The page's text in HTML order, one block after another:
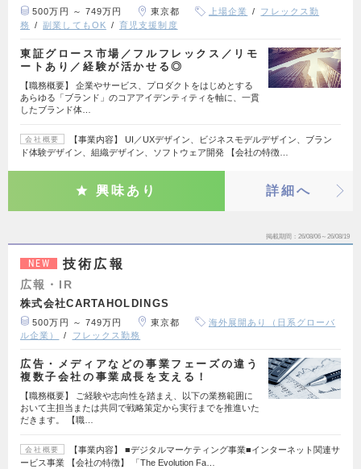
500万円 ～ 749万円 東京都 上場企業
フレックス勤
務
副業してもOK 育児支援制度
東証グロース市場／フルフレックス／リモ
ートあり／経験が活かせる◎
【職務概要】 企業やサービス、プロダクトをはじめとする
あらゆる「ブランド」のコアアイデンティティを軸に、一貫
したブランド体…
会社概要
【事業内容】 UI／UXデザイン、ビジネスモデルデザイン、ブラン
ド体験デザイン、組織デザイン、ソフトウェア開発 【会社の特徴…
興味あり 詳細へ
掲載期間 26/08/06～26/08/19
NEW 技術広報
広報・IR
株式会社CARTAHOLDINGS
500万円 ～ 749万円 東京都
海外展開あり（日系グローバ
ル企業）
フレックス勤務
広告・メディアなどの事業フェーズの違う
複数子会社の事業成長を支える！
【職務概要】 ご経験や志向性を踏まえ、以下の業務範囲に
おいて主担当または共同で戦略策定から実行までを推進いた
だきます。 【職…
会社概要
【事業内容】 ■デジタルマーケティング事業■インターネット関連サ
ービス事業 【会社の特徴】 「The Evolution Fa…